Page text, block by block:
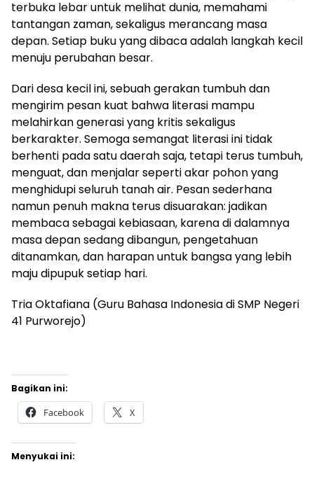
terbuka lebar untuk melihat dunia, memahami
tantangan zaman, sekaligus merancang masa
depan. Setiap buku yang dibaca adalah langkah kecil
menuju perubahan besar.
Dari desa kecil ini, sebuah gerakan tumbuh dan
mengirim pesan kuat bahwa literasi mampu
melahirkan generasi yang kritis sekaligus
berkarakter. Semoga semangat literasi ini tidak
berhenti pada satu daerah saja, tetapi terus tumbuh,
menguat, dan menjalar seperti akar pohon yang
menghidupi seluruh tanah air. Pesan sederhana
namun penuh makna terus disuarakan: jadikan
membaca sebagai kebiasaan, karena di dalamnya
masa depan sedang dibangun, pengetahuan
ditanamkan, dan harapan untuk bangsa yang lebih
maju dipupuk setiap hari.
Tria Oktafiana (Guru Bahasa Indonesia di SMP Negeri
41 Purworejo)
Bagikan ini:
Facebook X
Menyukai ini: